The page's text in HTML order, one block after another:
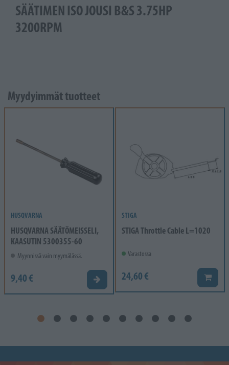
SÄÄTIMEN ISO JOUSI B&S 3.75HP
3200RPM
Myydyimmät tuotteet
HUSQVARNA
HUSQVARNA SÄÄTÖMEISSELI,
KAASUTIN 5300355-60
Myynnissä vain myymälässä.
9,40 € Valitse vaihtoehto
STIGA
STIGA Throttle Cable L=1020
Varastossa
24,60 € Lisää